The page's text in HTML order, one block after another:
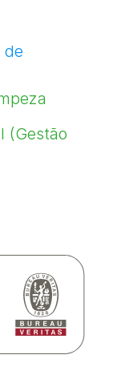
de
(Gestão